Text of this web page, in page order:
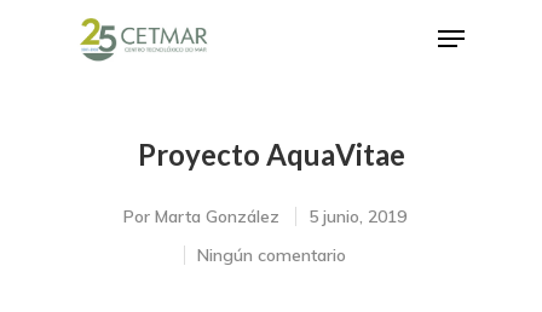
Hit enter to search or ESC to close
Proyecto AquaVitae
Por Marta González
5 junio, 2019
Ningún comentario